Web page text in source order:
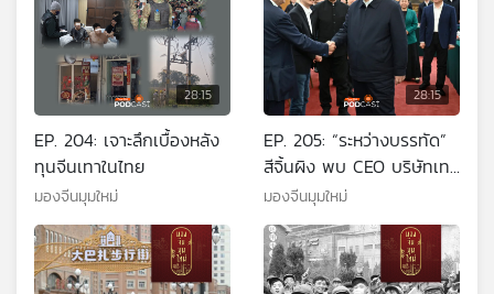
28:15
EP. 204: เจาะลึกเบื้องหลัง
ทุนจีนเทาในไทย
มองจีนมุมใหม่
28:15
EP. 205: “ระหว่างบรรทัด”
สีจิ้นผิง พบ CEO บริษัทเท
คชั้นนำ หนุนเอกชนจีน
เคลื่อนเศรษฐกิจ
มองจีนมุมใหม่